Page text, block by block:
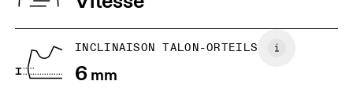
JP 25
6.5 7
US
INCLINAISON TALON-ORTEILS
6mm